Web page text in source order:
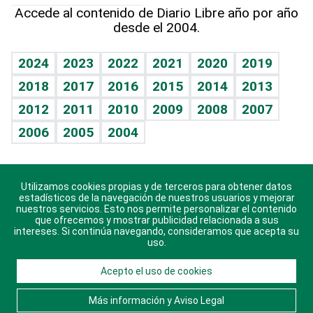
Vida y familia
Eñe
Celebrando la vida
Sin complejos
En pocas palabras
Escuchando al corazón
Economía Personal
TBT Deportivo
Hecho en casa
Guía del dinero
Cumpleaños
Horóscopos
Crucigramas
Accede al contenido de Diario Libre año por año
desde el 2004.
2024 2023 2022 2021 2020
2019
2018
2017 2016 2015 2014
2013
2012
2011 2010 2009 2008
2007
2006
2005 2004
Descarga nuestras aplicaciones para Android, iOS y
sistema Huawei.
© 2021 Diario Libre, todos los derechos reservados.
Consulta elAviso Legal. Ponte en Contacto
Utilizamos cookies propias y de terceros para obtener datos
estadísticos de la navegación de nuestros usuarios y mejorar
nuestros servicios. Esto nos permite personalizar el contenido
que ofrecemos y mostrar publicidad relacionada a sus
intereses. Si continúa navegando, consideramos que acepta su
uso.
Acepto el uso de cookies
Más información y Aviso Legal